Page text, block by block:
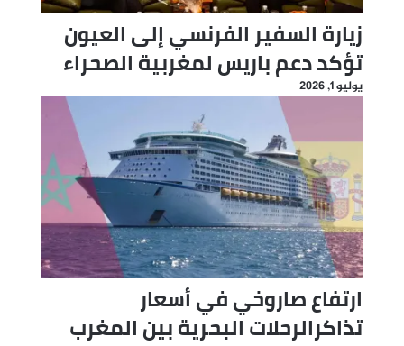
زيارة السفير الفرنسي إلى العيون
تؤكد دعم باريس لمغربية الصحراء
يوليو 1, 2026
ارتفاع صاروخي في أسعار
تذاكرالرحلات البحرية بين المغرب